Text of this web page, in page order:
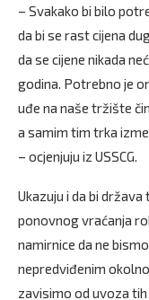
– Svakako bi bilo
da bi se rast cijena
da se cijene nikada
godina. Potrebno je
uđe na naše tržište
a samim tim trka
– ocjenjuju iz USSCG.
Ukazuju i da bi
ponovnog vraćanja
namirnice da ne
nepredviđenim
zavisimo od uvoza